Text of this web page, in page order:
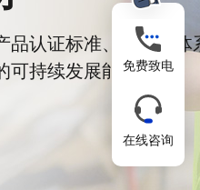
品认证标准、供应链
可持续发展能力免费致电
在线咨询